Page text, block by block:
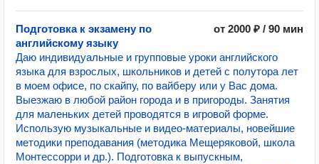
Подготовка к экзамену по
английскому языку
от 2000 ₽ / 90 мин
Даю индивидуальные и групповые уроки английского
языка для взрослых, школьников и детей с полутора лет
в моем офисе, по скайпу, по вайберу или у Вас дома.
Выезжаю в любой район города и в пригороды. Занятия
для маленьких детей проводятся в игровой форме.
Использую музыкальные и видео-материалы, новейшие
методики преподавания (методика Мещеряковой, школа
Монтессорри и др.). Подготовка к выпускным,